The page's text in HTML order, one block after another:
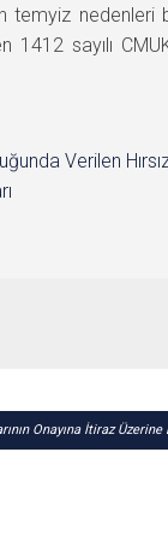
temyiz nedenleri
sayılı
Verilen
Onayına İtiraz Üzerine